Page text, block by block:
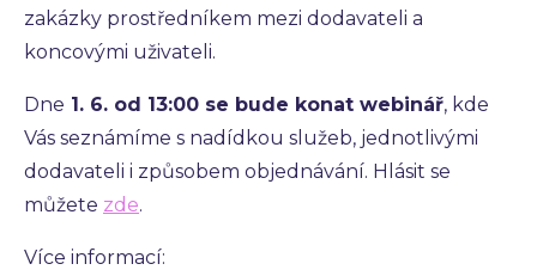
zakázky prostředníkem mezi dodavateli a
koncovými uživateli.
Dne 1. 6. od 13:00 se bude konat webinář, kde
Vás seznámíme s nadídkou služeb, jednotlivými
dodavateli i způsobem objednávání. Hlásit se
můžete zde.
Více informací: